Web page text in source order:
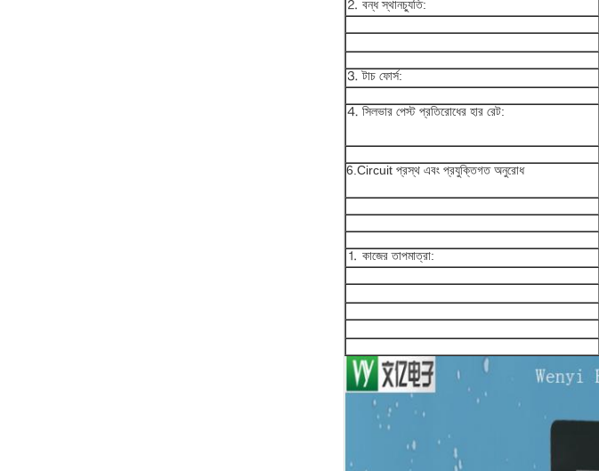
⒉ বন্ধ স্থানচ্যুতি:
⒊ টাচ ফোর্স:
⒋ সিলভার পেস্ট প্রতিরোধের হার রেট:
6.Circuit প্রস্থ এবং প্রযুক্তিগত অনুরোধ
⒈ কাজের তাপমাত্রা: